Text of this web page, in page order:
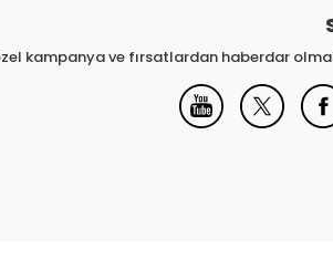
kampanya ve fırsatlardan haberdar